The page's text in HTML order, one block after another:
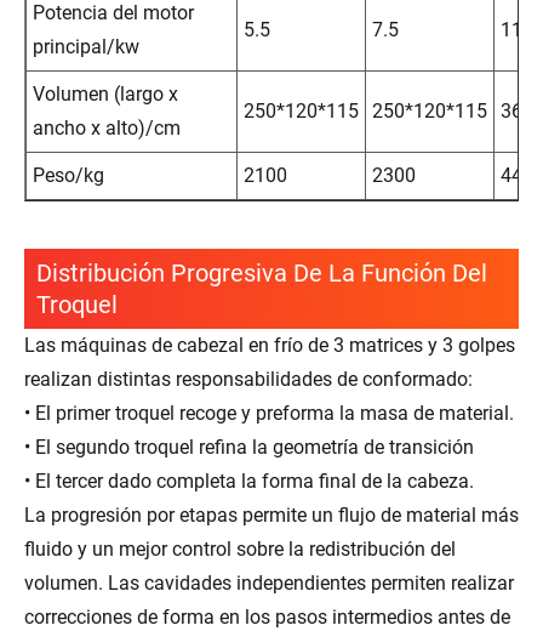
Potencia del motor
principal/kw
5.5 7.5 11
Volumen (largo x
ancho x alto)/cm
250*120*115 250*120*115
Peso/kg 2100 2300 4400
Distribución Progresiva De La Función Del
Troquel
Las máquinas de cabezal en frío de 3 matrices y 3 golpes
realizan distintas responsabilidades de conformado:
• El primer troquel recoge y preforma la masa de material.
• El segundo troquel refina la geometría de transición
• El tercer dado completa la forma final de la cabeza.
La progresión por etapas permite un flujo de material más
fluido y un mejor control sobre la redistribución del
volumen. Las cavidades independientes permiten realizar
correcciones de forma en los pasos intermedios antes de